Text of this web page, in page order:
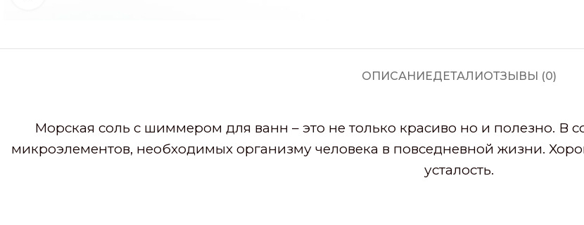
ОПИСАНИЕДЕТАЛИОТЗЫВЫ (0)
Морская соль с шиммером для ванн – это не только красиво но и полезно. В
микроэлементов, необходимых организму человека в повседневной жизни.
усталость.